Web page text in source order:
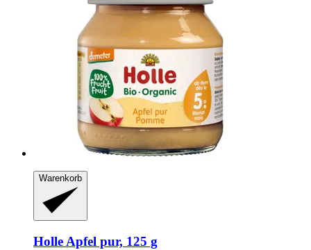
Warenkorb
Holle Apfel pur, 125 g